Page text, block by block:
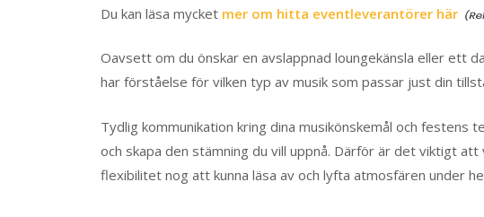
Du kan läsa mycket mer om hitta eventleverantörer här
Oavsett om du önskar en avslappnad loungekänsla eller ett
har förståelse för vilken typ av musik som passar just din
Tydlig kommunikation kring dina musikönskemål och festens
och skapa den stämning du vill uppnå. Därför är det viktigt
flexibilitet nog att kunna läsa av och lyfta atmosfären under